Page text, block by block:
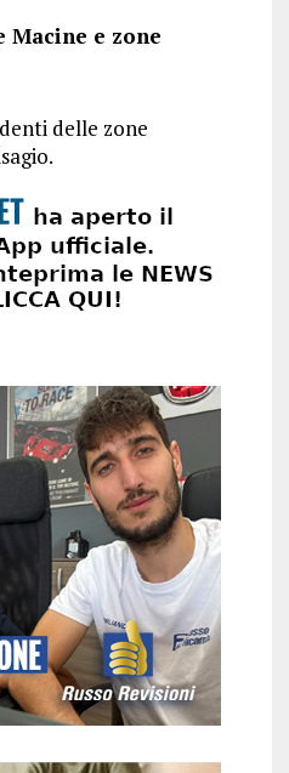
Macine e zone
delle zone